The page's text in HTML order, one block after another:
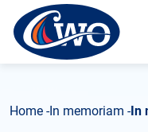
Home In memoriam In